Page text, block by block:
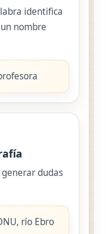
identifica
nombre
generar dudas
río Ebro